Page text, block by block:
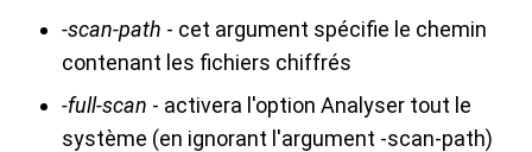
-scan-path - cet argument spécifie le chemin
contenant les fichiers chiffrés
-full-scan - activera l'option Analyser tout le
système (en ignorant l'argument -scan-path)